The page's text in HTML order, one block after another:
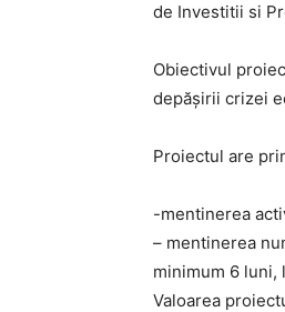
de Investitii si
Obiectivul
depăşirii crizei
Proiectul are
-mentinerea
– mentinerea
minimum 6 luni,
Valoarea